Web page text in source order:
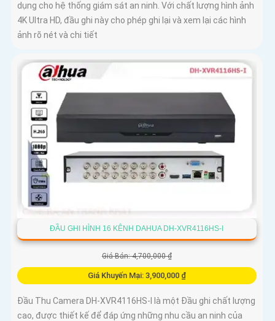
dụng cho hệ thống giám sát an ninh. Với chất lượng hình ảnh
4K Ultra HD, đầu ghi này cho phép ghi lại và xem lại các hình
ảnh rõ nét và chi tiết
ĐẦU GHI HÌNH 16 KÊNH DAHUA DH-XVR4116HS-I
Giá Bán: 4,700,000 ₫
Giá Khuyến Mại: 3,900,000 ₫
Đầu Thu Camera DH-XVR4116HS-I là một Đầu ghi chất lượng
cao, được thiết kế để đáp ứng những nhu cầu an ninh của